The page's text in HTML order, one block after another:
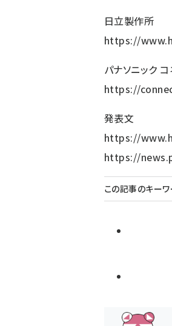
日立製作所
https://
パナソニック コ
https://
発表文
https://
https://
この記事のキーワ